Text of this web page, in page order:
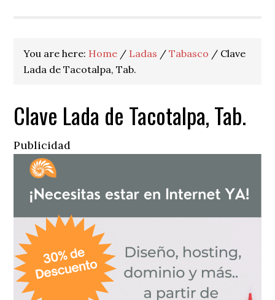
You are here: Home / Ladas / Tabasco / Clave
Lada de Tacotalpa, Tab.
Clave Lada de Tacotalpa, Tab.
Publicidad